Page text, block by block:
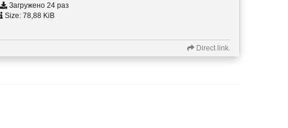
Загружено 24 раз
Size: 78,88 KiB
Direct link.